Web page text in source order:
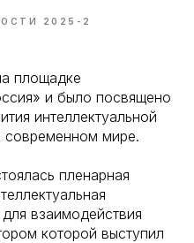
2025-2
площадке
и было посвящено
интеллектуальной
современном мире.
пленарная
взаимодействия
которой выступил